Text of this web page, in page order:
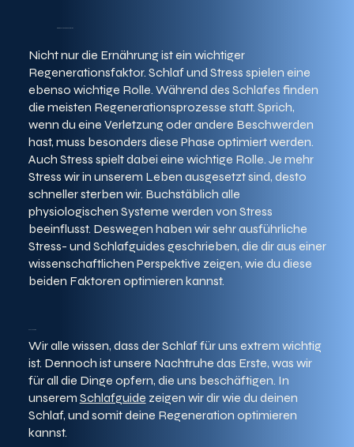
Wir alle wissen, dass der Schlaf für uns extrem wichtig
ist. Dennoch ist unsere Nachtruhe das Erste, was wir
für all die Dinge opfern, die uns beschäftigen. In
unserem Schlafguide zeigen wir dir wie du deinen
Schlaf, und somit deine Regeneration optimieren
kannst.
Nicht nur die Ernährung ist ein wichtiger
Regenerationsfaktor. Schlaf und Stress spielen eine
ebenso wichtige Rolle. Während des Schlafes finden
die meisten Regenerationsprozesse statt. Sprich,
wenn du eine Verletzung oder andere Beschwerden
hast, muss besonders diese Phase optimiert werden.
Auch Stress spielt dabei eine wichtige Rolle. Je mehr
Stress wir in unserem Leben ausgesetzt sind, desto
schneller sterben wir. Buchstäblich alle
physiologischen Systeme werden von Stress
beeinflusst. Deswegen haben wir sehr ausführliche
Stress- und Schlafguides geschrieben, die dir aus einer
wissenschaftlichen Perspektive zeigen, wie du diese
beiden Faktoren optimieren kannst.